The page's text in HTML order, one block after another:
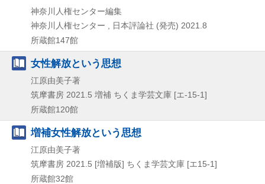
神奈川人権センター編集
神奈川人権センター , 日本評論社 (発売) 2021.8
所蔵館147館
女性解放という思想
江原由美子著
筑摩書房 2021.5 増補 ちくま学芸文庫 [エ-15-1]
所蔵館120館
増補女性解放という思想
江原由美子著
筑摩書房 2021.5 [増補版] ちくま学芸文庫 [エ15-1]
所蔵館32館